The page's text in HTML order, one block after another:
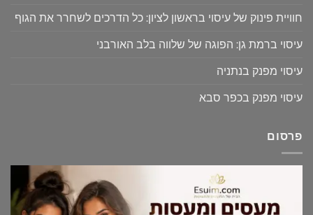
חוויית פינוק של עיסוי בראשון לציון: כל הדרכים לשחרר את הגוף
עיסוי ברמת גן: הפוגה של שלווה בלב האורבני
עיסוי מפנק בנתניה
עיסוי מפנק בכפר סבא
פרסום